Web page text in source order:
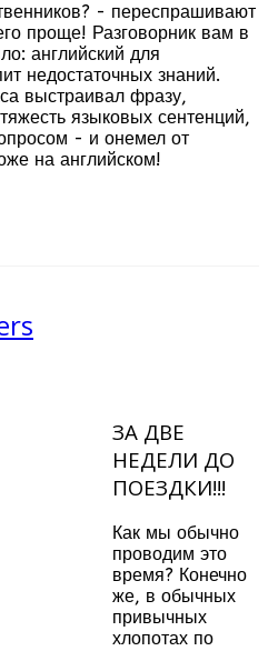
- переспрашивают
проще! Разговорник вам в
английский для
недостаточных знаний.
выстраивал фразу,
языковых сентенций,
- и онемел от
на английском!
ЗА ДВЕ
НЕДЕЛИ ДО
ПОЕЗДКИ!!!
Как мы обычно
проводим это
время? Конечно
же, в обычных
привычных
хлопотах по